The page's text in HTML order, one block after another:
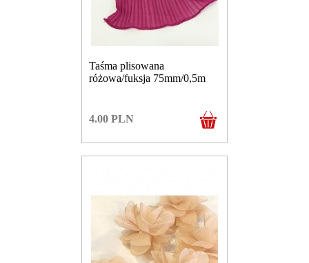
Taśma plisowana
różowa/fuksja 75mm/0,5m
4.00 PLN